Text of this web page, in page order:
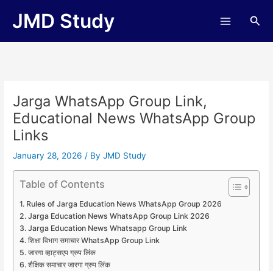
JMD Study
Jarga WhatsApp Group Link,
Educational News WhatsApp Group
Links
January 28, 2026/ ByJMD Study
Table of Contents
Rules of Jarga Education News WhatsApp Group 2026
Jarga Education News WhatsApp Group Link 2026
Jarga Education News Whatsapp Group Link
शिक्षा विभाग समाचार WhatsApp Group Link
जारगा व्हाट्सएप ग्रुप लिंक
शैक्षिक समाचार जारगा ग्रुप लिंक